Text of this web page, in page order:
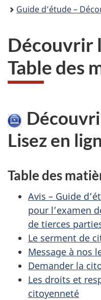
Guide d’étude – Découvrir le
Découvrir
Table des
Lisez en
Table des
Avis – Guide
pour l’examen
de tierces
Le serment de
Message à nos
Demander la
Les droits et
citoyenneté